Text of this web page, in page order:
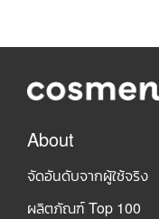
About
จัดอันดับจากผู้ใช้จริง
ผลิตภัณฑ์ Top 100